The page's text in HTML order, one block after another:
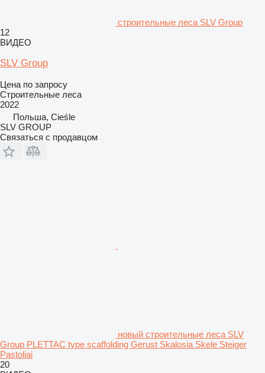
строительные леса SLV Group
12
ВИДЕО
SLV Group
Цена по запросу
Строительные леса
2022
Польша, Cieśle
SLV GROUP
Связаться с продавцом
новый строительные леса SLV
Group PLETTAC type scaffolding Gerust Skalosia Skele Steiger
Pastoliai
20